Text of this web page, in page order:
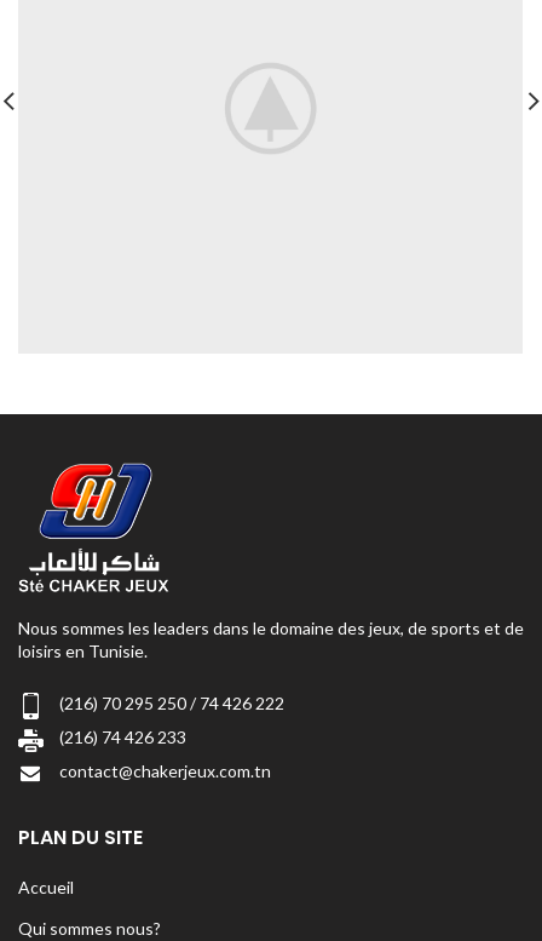
Nous sommes les leaders dans le domaine des jeux, de sports et de
loisirs en Tunisie.
(216) 70 295 250 / 74 426 222
(216) 74 426 233
contact@chakerjeux.com.tn
PLAN DU SITE
Accueil
Qui sommes nous?